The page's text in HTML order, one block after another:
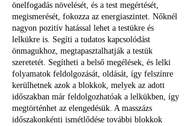
önelfogadás növelését, és a test megértését,
megismerését, fokozza az energiaszintet. Nőknél
nagyon pozitív hatással lehet a testükre és
lelkükre is. Segíti a tudatos kapcsolódást
önmagukhoz, megtapasztalhatják a testük
szeretetét. Segítheti a belső megélések, és lelki
folyamatok feldolgozását, oldását, így felszínre
kerülhetnek azok a blokkok, melyek az adott
időszakban már feldolgozhatóak a lelkükben, így
megtörténhet az elengedésük. A masszázs
időszakonkénti ismétlődése további blokkok